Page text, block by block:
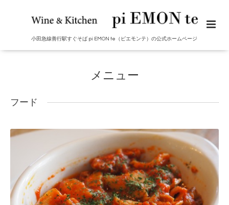
小田急線善行駅すぐそば pi EMON te（ピエモンテ）の公式ホームページ
メニュー
フード